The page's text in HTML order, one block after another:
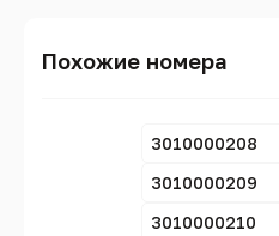
Похожие номера
3010000208
3010000209
3010000210